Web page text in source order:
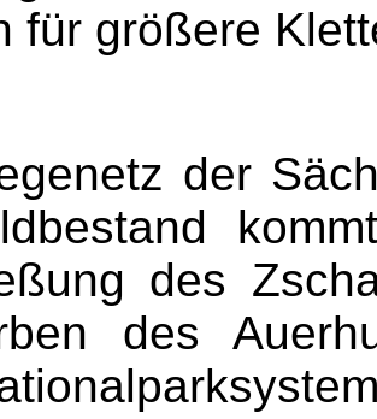
für größere
der
des
des